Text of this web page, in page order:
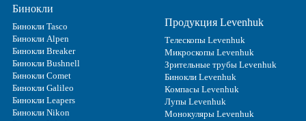
Бинокли
Бинокли Tasco
Бинокли Alpen
Бинокли Breaker
Бинокли Bushnell
Бинокли Comet
Бинокли Galileo
Бинокли Leapers
Бинокли Nikon
Продукция Levenhuk
Телескопы Levenhuk
Микроскопы Levenhuk
Зрительные трубы Levenhuk
Бинокли Levenhuk
Компасы Levenhuk
Лупы Levenhuk
Монокуляры Levenhuk